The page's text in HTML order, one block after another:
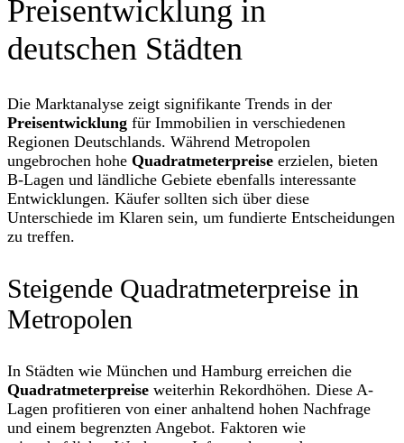
Preisentwicklung in
deutschen Städten
Die Marktanalyse zeigt signifikante Trends in der
Preisentwicklung für Immobilien in verschiedenen
Regionen Deutschlands. Während Metropolen
ungebrochen hohe Quadratmeterpreise erzielen, bieten
B-Lagen und ländliche Gebiete ebenfalls interessante
Entwicklungen. Käufer sollten sich über diese
Unterschiede im Klaren sein, um fundierte Entscheidungen
zu treffen.
Steigende Quadratmeterpreise in
Metropolen
In Städten wie München und Hamburg erreichen die
Quadratmeterpreise weiterhin Rekordhöhen. Diese A-
Lagen profitieren von einer anhaltend hohen Nachfrage
und einem begrenzten Angebot. Faktoren wie